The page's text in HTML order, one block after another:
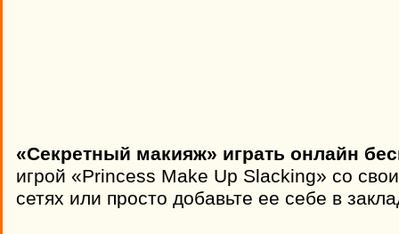
«Секретный макияж» играть онлайн
игрой «Princess Make Up Slacking» со
сетях или просто добавьте ее себе в